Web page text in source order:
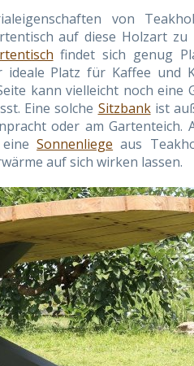
von
auf diese Holzart zu
findet sich genug
ideale Platz für Kaffee und
kann vielleicht noch eine
Eine solche Sitzbankist
oder am Gartenteich.
eineSonnenliege aus
auf sich wirken lassen.